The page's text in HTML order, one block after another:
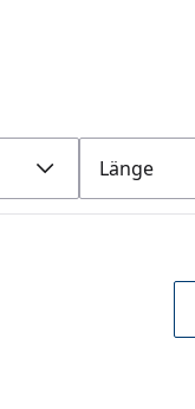
Länge